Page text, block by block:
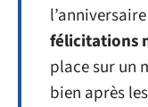
félicitations
place sur un
bien après